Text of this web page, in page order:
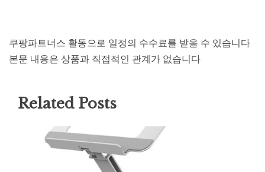
쿠팡파트너스 활동으로 일정의 수수료를 받을 수 있습니다.
본문 내용은 상품과 직접적인 관계가 없습니다
Related Posts